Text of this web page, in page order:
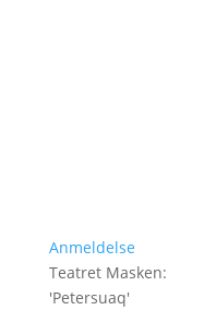
Anmeldelse
Teatret Masken:
'Petersuaq'